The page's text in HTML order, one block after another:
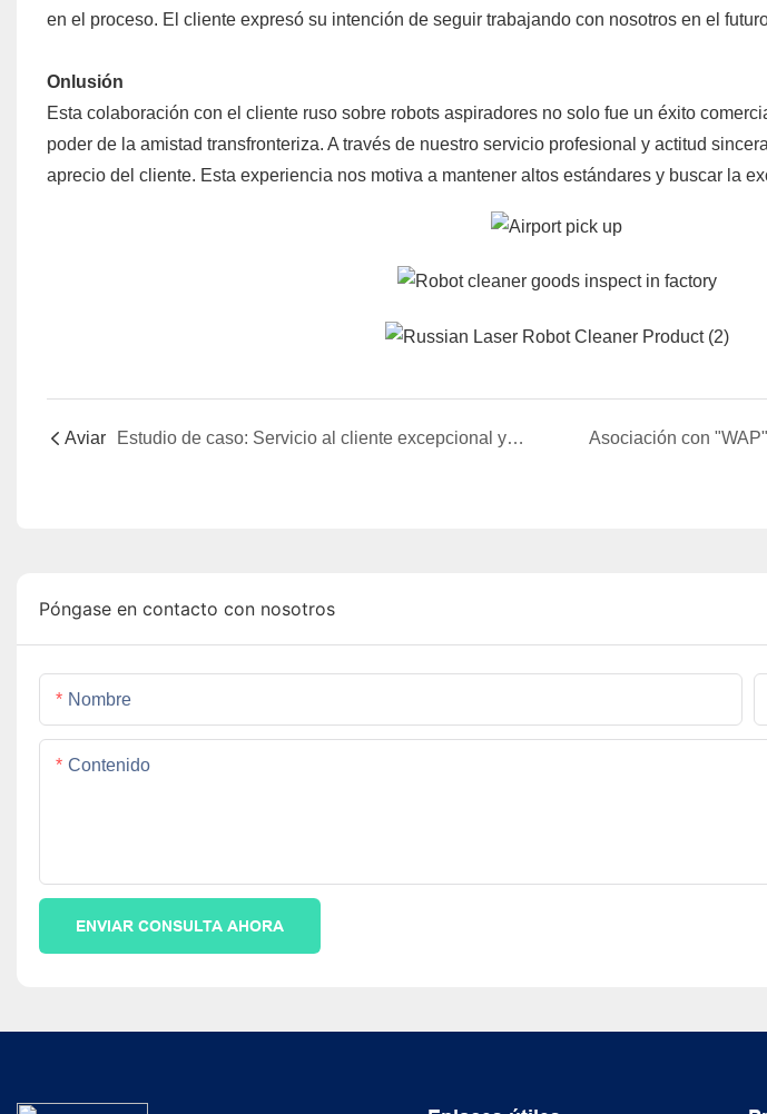
en el proceso. El cliente expresó su intención de seguir trabajando con nosotros en el
Onlusión
Esta colaboración con el cliente ruso sobre robots aspiradores no solo fue un éxito
poder de la amistad transfronteriza. A través de nuestro servicio profesional y actitud
aprecio del cliente. Esta experiencia nos motiva a mantener altos estándares y buscar la
Aviar Estudio de caso: Servicio al cliente excepcional y compromiso de colaboración
Póngase en contacto con nosotros
Nombre
Contenido
ENVIAR CONSULTA AHORA